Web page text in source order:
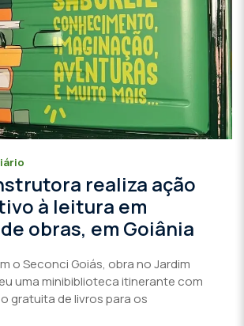
realiza ação
à leitura em
obras, em Goiânia
o Seconci Goiás, obra no Jardim
uma minibiblioteca itinerante com
gratuita de livros para os